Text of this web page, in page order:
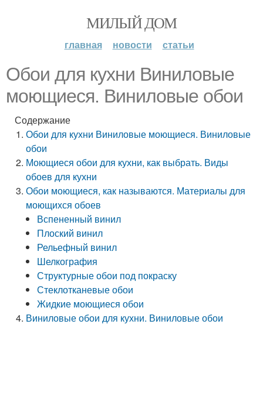
МИЛЫЙ ДОМ
главная новости статьи
Обои для кухни Виниловые
моющиеся. Виниловые обои
Содержание
Обои для кухни Виниловые моющиеся. Виниловые
обои
Моющиеся обои для кухни, как выбрать. Виды
обоев для кухни
Обои моющиеся, как называются. Материалы для
моющихся обоев
Вспененный винил
Плоский винил
Рельефный винил
Шелкография
Структурные обои под покраску
Стеклотканевые обои
Жидкие моющиеся обои
Виниловые обои для кухни. Виниловые обои